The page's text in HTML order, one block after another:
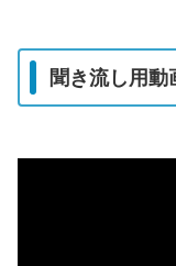
聞き流し用動